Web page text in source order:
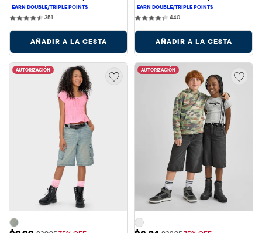
351351 reviews
AÑADIR A LA CESTA
440440 reviews
AÑADIR A LA CESTA
AUTORIZACIÓN
Precio de venta: $9.99
$9.99
AUTORIZACIÓN
Precio de venta: $8.24
$8.24